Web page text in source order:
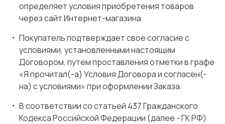
определяет условия приобретения товаров
через сайт Интернет-магазина.
Покупатель подтверждает свое согласие с
условиями, установленными настоящим
Договором, путем проставления отметки в графе
«Я прочитал(-а) Условия Договора и согласен(-
на) с условиями» при оформлении Заказа.
В соответствии со статьей 437 Гражданского
Кодекса Российской Федерации (далее - ГК РФ)